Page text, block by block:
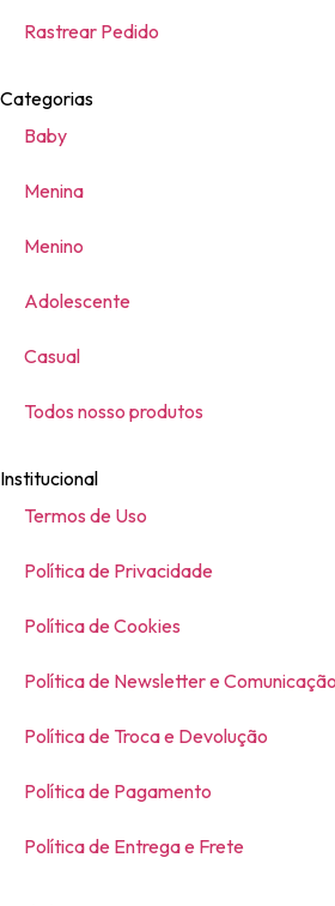
Rastrear Pedido
Categorias
Baby
Menina
Menino
Adolescente
Casual
Todos nosso produtos
Institucional
Termos de Uso
Política de Privacidade
Política de Cookies
Política de Newsletter e Comunicação
Política de Troca e Devolução
Política de Pagamento
Política de Entrega e Frete